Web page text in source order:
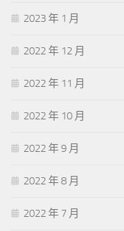
2023 年 1 月
2022 年 12 月
2022 年 11 月
2022 年 10 月
2022 年 9 月
2022 年 8 月
2022 年 7 月